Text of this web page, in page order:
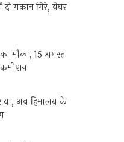
मकान गिरे, बेघर
मौका, 15 अगस्त
अब हिमालय के